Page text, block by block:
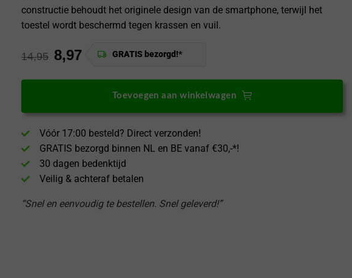
constructie behoudt het originele design van de smartphone, terwijl het
toestel wordt beschermd tegen krassen en vuil.
GRATIS bezorgd!*
14,95 8,97
Toevoegen aan winkelwagen
Vóór 17:00 besteld? Direct verzonden!
GRATIS bezorgd binnen NL en BE vanaf €30,-*!
30 dagen bedenktijd
Veilig & achteraf betalen
“Snel en eenvoudig te bestellen. Snel geleverd!”